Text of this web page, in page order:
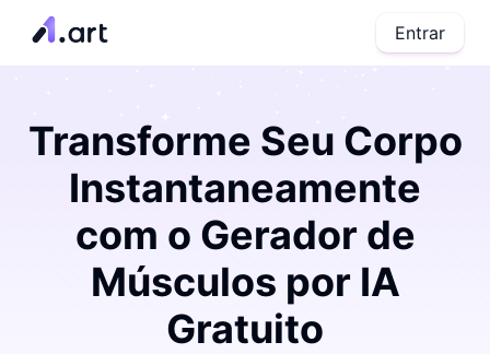
Entrar
Transforme Seu Corpo
Instantaneamente
com o Gerador de
Músculos por IA
Gratuito